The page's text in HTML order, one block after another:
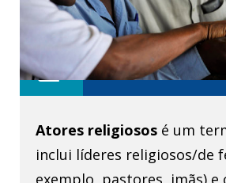
library_books
Atores religiosos é um
inclui líderes religiosos/de
exemplo, pastores, imãs) e